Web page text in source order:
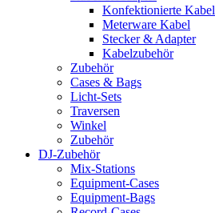
Konfektionierte Kabel
Meterware Kabel
Stecker & Adapter
Kabelzubehör
Zubehör
Cases & Bags
Licht-Sets
Traversen
Winkel
Zubehör
DJ-Zubehör
Mix-Stations
Equipment-Cases
Equipment-Bags